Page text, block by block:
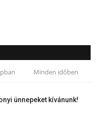
Minden időben
ünnepeket kívánunk!